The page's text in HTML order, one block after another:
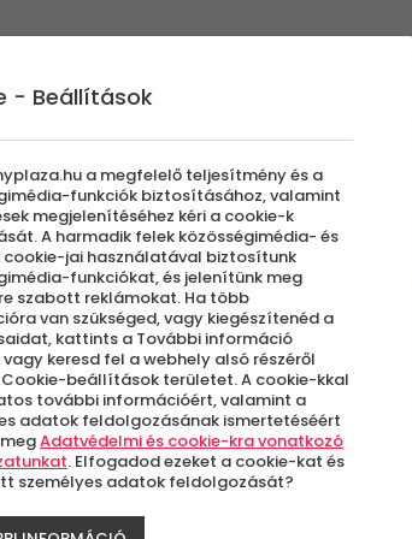
Szívesen végigkóstolnád
hogy igazán egyedi
- Beállítások
a megfelelő teljesítmény és a
funkciók biztosításához, valamint
megjelenítéséhez kéri a cookie-k
A harmadik felek közösségimédia- és
cookie-jai használatával biztosítunk
funkciókat, és jelenítünk meg
szabott reklámokat. Ha több
van szükséged, vagy kiegészítenéd a
kattints a További információ
keresd fel a webhely alsó részéről
beállítások területet. A cookie-kkal
további információért, valamint a
adatok feldolgozásának ismertetéséért
Adatvédelmi és cookie-kra vonatkozó
. Elfogadod ezeket a cookie-kat és
személyes adatok feldolgozását?